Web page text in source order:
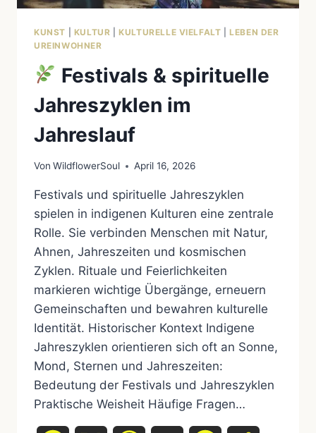
KUNST KULTUR |KULTURELLE VIELFALT |LEBEN DER
UREINWOHNER
Festivals & spirituelle
Jahreszyklen im
Jahreslauf
Von WildflowerSoul April 16, 2026
Festivals und spirituelle Jahreszyklen
spielen in indigenen Kulturen eine zentrale
Rolle. Sie verbinden Menschen mit Natur,
Ahnen, Jahreszeiten und kosmischen
Zyklen. Rituale und Feierlichkeiten
markieren wichtige Übergänge, erneuern
Gemeinschaften und bewahren kulturelle
Identität. Historischer Kontext Indigene
Jahreszyklen orientieren sich oft an Sonne,
Mond, Sternen und Jahreszeiten:
Bedeutung der Festivals und Jahreszyklen
Praktische Weisheit Häufige Fragen…